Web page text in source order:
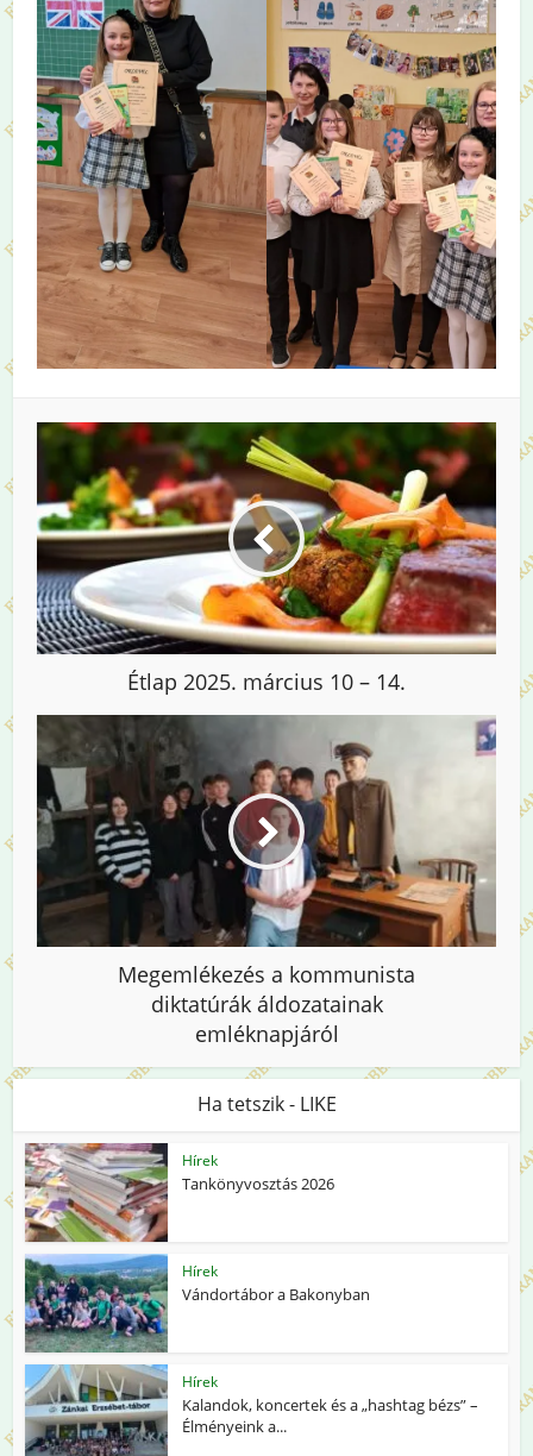
Étlap 2025. március 10 – 14.
Megemlékezés a kommunista
diktatúrák áldozatainak
emléknapjáról
Ha tetszik - LIKE
Hírek
Tankönyvosztás 2026
Hírek
Vándortábor a Bakonyban
Hírek
Kalandok, koncertek és a „hashtag bézs” –
Élményeink a...